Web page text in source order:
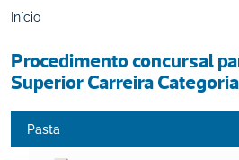
Início
Procedimento concursal
Superior Carreira
Pasta